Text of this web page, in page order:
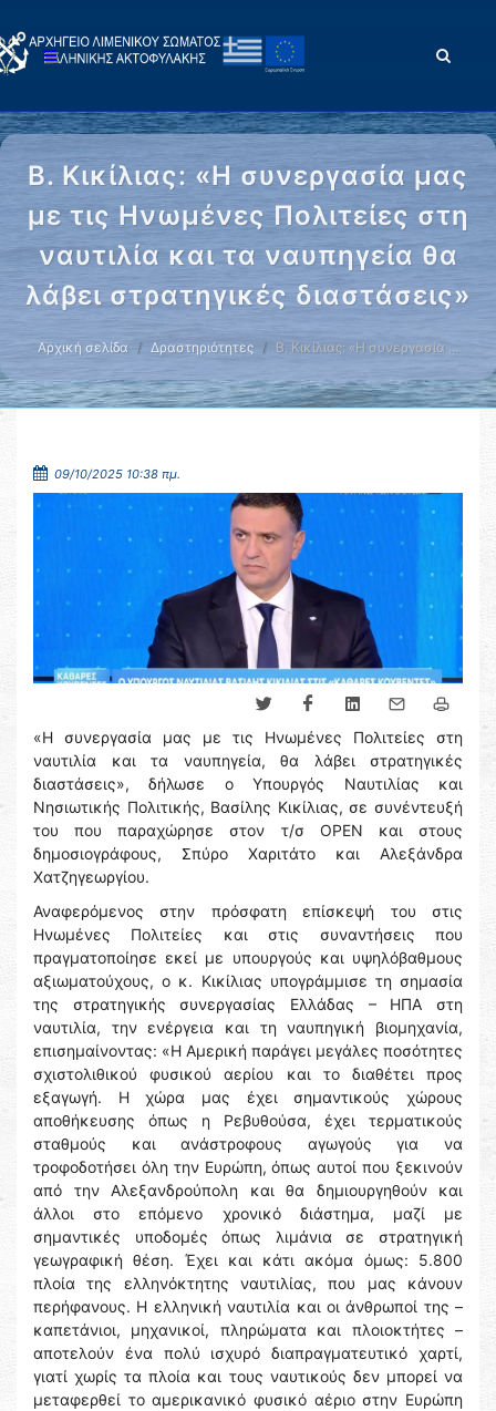
Β. Κικίλιας: «Η συνεργασία μας
με τις Ηνωμένες Πολιτείες στη
ναυτιλία και τα ναυπηγεία θα
λάβει στρατηγικές διαστάσεις»
Αρχική σελίδα Δραστηριότητες Β. Κικίλιας: «Η συνεργασία …
09/10/2025 10:38 πμ.
«Η συνεργασία μας με τις Ηνωμένες Πολιτείες στη
ναυτιλία και τα ναυπηγεία, θα λάβει στρατηγικές
διαστάσεις», δήλωσε ο Υπουργός Ναυτιλίας και
Νησιωτικής Πολιτικής, Βασίλης Κικίλιας, σε συνέντευξή
του που παραχώρησε στον τ/σ OPEN και στους
δημοσιογράφους, Σπύρο Χαριτάτο και Αλεξάνδρα
Χατζηγεωργίου.
Αναφερόμενος στην πρόσφατη επίσκεψή του στις
Ηνωμένες Πολιτείες και στις συναντήσεις που
πραγματοποίησε εκεί με υπουργούς και υψηλόβαθμους
αξιωματούχους, ο κ. Κικίλιας υπογράμμισε τη σημασία
της στρατηγικής συνεργασίας Ελλάδας – ΗΠΑ στη
ναυτιλία, την ενέργεια και τη ναυπηγική βιομηχανία,
επισημαίνοντας: «Η Αμερική παράγει μεγάλες ποσότητες
σχιστολιθικού φυσικού αερίου και το διαθέτει προς
εξαγωγή. Η χώρα μας έχει σημαντικούς χώρους
αποθήκευσης όπως η Ρεβυθούσα, έχει τερματικούς
σταθμούς και ανάστροφους αγωγούς για να
τροφοδοτήσει όλη την Ευρώπη, όπως αυτοί που ξεκινούν
από την Αλεξανδρούπολη και θα δημιουργηθούν και
άλλοι στο επόμενο χρονικό διάστημα, μαζί με
σημαντικές υποδομές όπως λιμάνια σε στρατηγική
γεωγραφική θέση. Έχει και κάτι ακόμα όμως: 5.800
πλοία της ελληνόκτητης ναυτιλίας, που μας κάνουν
περήφανους. Η ελληνική ναυτιλία και οι άνθρωποί της –
καπετάνιοι, μηχανικοί, πληρώματα και πλοιοκτήτες –
αποτελούν ένα πολύ ισχυρό διαπραγματευτικό χαρτί,
γιατί χωρίς τα πλοία και τους ναυτικούς δεν μπορεί να
μεταφερθεί το αμερικανικό φυσικό αέριο στην Ευρώπη